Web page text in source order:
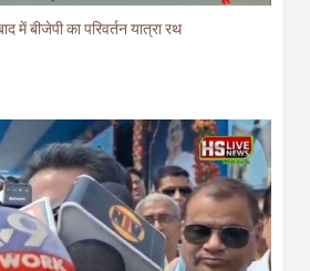
में बीजेपी का परिवर्तन यात्रा रथ